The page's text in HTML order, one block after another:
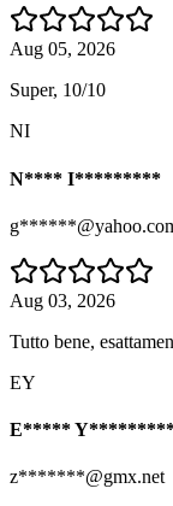
Aug 05, 2026
Super, 10/10
NI
N**** I*********
Aug 03, 2026
Tutto bene,
EY
E*****
z*******@gmx.net